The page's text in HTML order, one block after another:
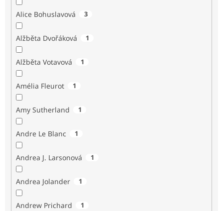
Alice Bohuslavová 3
Alžběta Dvořáková 1
Alžběta Votavová 1
Amélia Fleurot 1
Amy Sutherland 1
Andre Le Blanc 1
Andrea J. Larsonová 1
Andrea Jolander 1
Andrew Prichard 1